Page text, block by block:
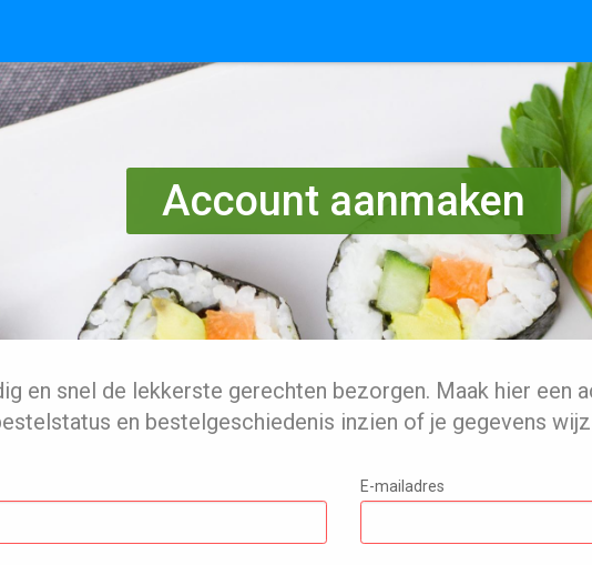
Account aanmaken
en snel de lekkerste gerechten bezorgen. Maak hier een
en bestelgeschiedenis inzien of je gegevens
E-mailadres